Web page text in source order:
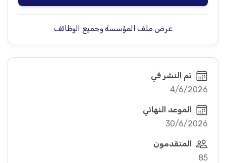
عرض ملف المؤسسة وجميع الوظائف
تم النشر في
4/6/2026
الموعد النهائي
30/6/2026
المتقدمون
85